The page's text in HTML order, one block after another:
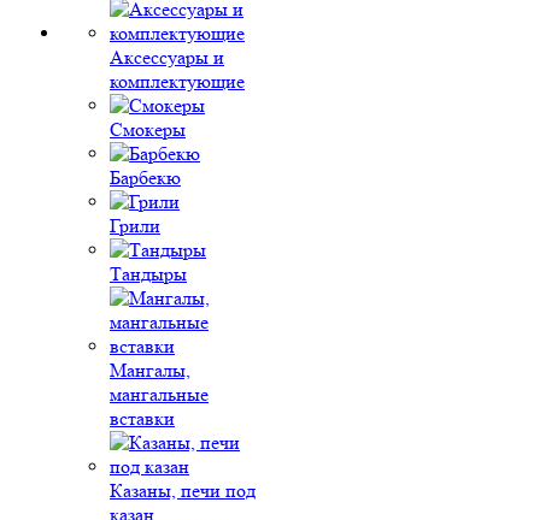
Аксессуары и
комплектующие
Смокеры
Барбекю
Грили
Тандыры
Мангалы,
мангальные
вставки
Казаны, печи под
казан